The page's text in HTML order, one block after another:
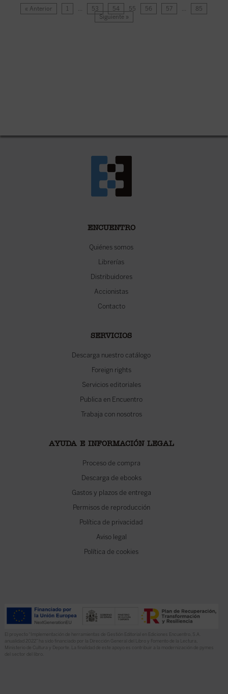
« Anterior 1 … 53 54 55 56 57 …
85
Siguiente »
ENCUENTRO
Quiénes somos
Librerías
Distribuidores
Accionistas
Contacto
SERVICIOS
Descarga nuestro catálogo
Foreign rights
Servicios editoriales
Publica en Encuentro
Trabaja con nosotros
AYUDA E INFORMACIÓN LEGAL
Proceso de compra
Descarga de ebooks
Gastos y plazos de entrega
Permisos de reproducción
Política de privacidad
Aviso legal
Política de cookies
El proyecto “Implementación de herramientas de Gestión Editorial en Ediciones Encuentro, S.A.
anualidad 2022” ha sido financiado por la Dirección General del Libro y Fomento de la Lectura,
Ministerio de Cultura y Deporte. La finalidad de este apoyo es contribuir a la modernización de pymes
del sector del libro.